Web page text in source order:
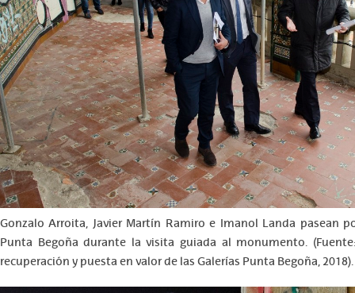
Gonzalo Arroita, Javier Martín Ramiro e Imanol Landa pasean
Punta Begoña durante la visita guiada al monumento.
recuperación y puesta en valor de las Galerías Punta Begoña, 2018).